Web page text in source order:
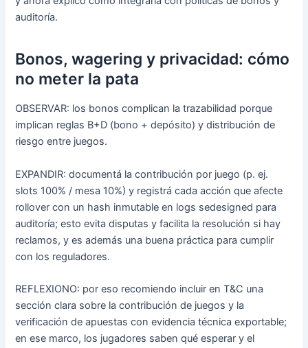
auditoría.
Bonos, wagering y privacidad: cómo
no meter la pata
OBSERVAR: los bonos complican la trazabilidad porque
implican reglas B+D (bono + depósito) y distribución de
riesgo entre juegos.
EXPANDIR: documentá la contribución por juego (p. ej.
slots 100% / mesa 10%) y registrá cada acción que afecte
rollover con un hash inmutable en logs sedesigned para
auditoría; esto evita disputas y facilita la resolución si hay
reclamos, y es además una buena práctica para cumplir
con los reguladores.
REFLEXIONO: por eso recomiendo incluir en T&C una
sección clara sobre la contribución de juegos y la
verificación de apuestas con evidencia técnica exportable;
en ese marco, los jugadores saben qué esperar y el